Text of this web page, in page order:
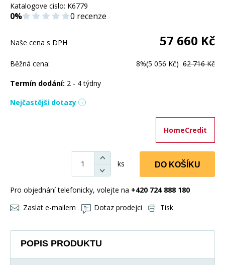
Katalogove cislo: K6779
0% 0 recenze
Naše cena s DPH 57 660 Kč
Běžná cena: 8%(5 056 Kč) 62 716 Kč
Termín dodání: 2 - 4 týdny
Nejčastější dotazy
HomeCredit
ks DO KOŠÍKU
Pro objednání telefonicky, volejte na +420 724 888 180
Zaslat e-mailem
Dotaz prodejci Tisk
POPIS PRODUKTU